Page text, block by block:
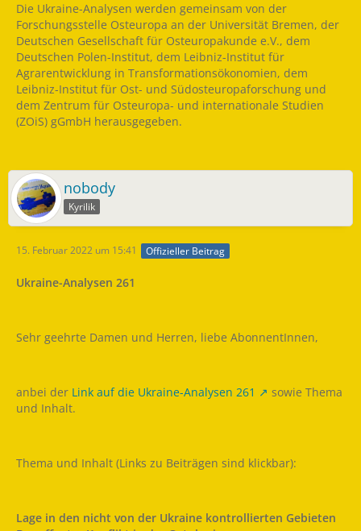
Die Ukraine-Analysen werden gemeinsam von der
Forschungsstelle Osteuropa an der Universität Bremen, der
Deutschen Gesellschaft für Osteuropakunde e.V., dem
Deutschen Polen-Institut, dem Leibniz-Institut für
Agrarentwicklung in Transformationsökonomien, dem
Leibniz-Institut für Ost- und Südosteuropaforschung und
dem Zentrum für Osteuropa- und internationale Studien
(ZOiS) gGmbH herausgegeben.
nobody
Kyrilik
15. Februar 2022 um 15:41 Offizieller Beitrag
Ukraine-Analysen 261
Sehr geehrte Damen und Herren, liebe AbonnentInnen,
anbei der Link auf die Ukraine-Analysen 261
sowie Thema
und Inhalt.
Thema und Inhalt (Links zu Beiträgen sind klickbar):
Lage in den nicht von der Ukraine kontrollierten Gebieten